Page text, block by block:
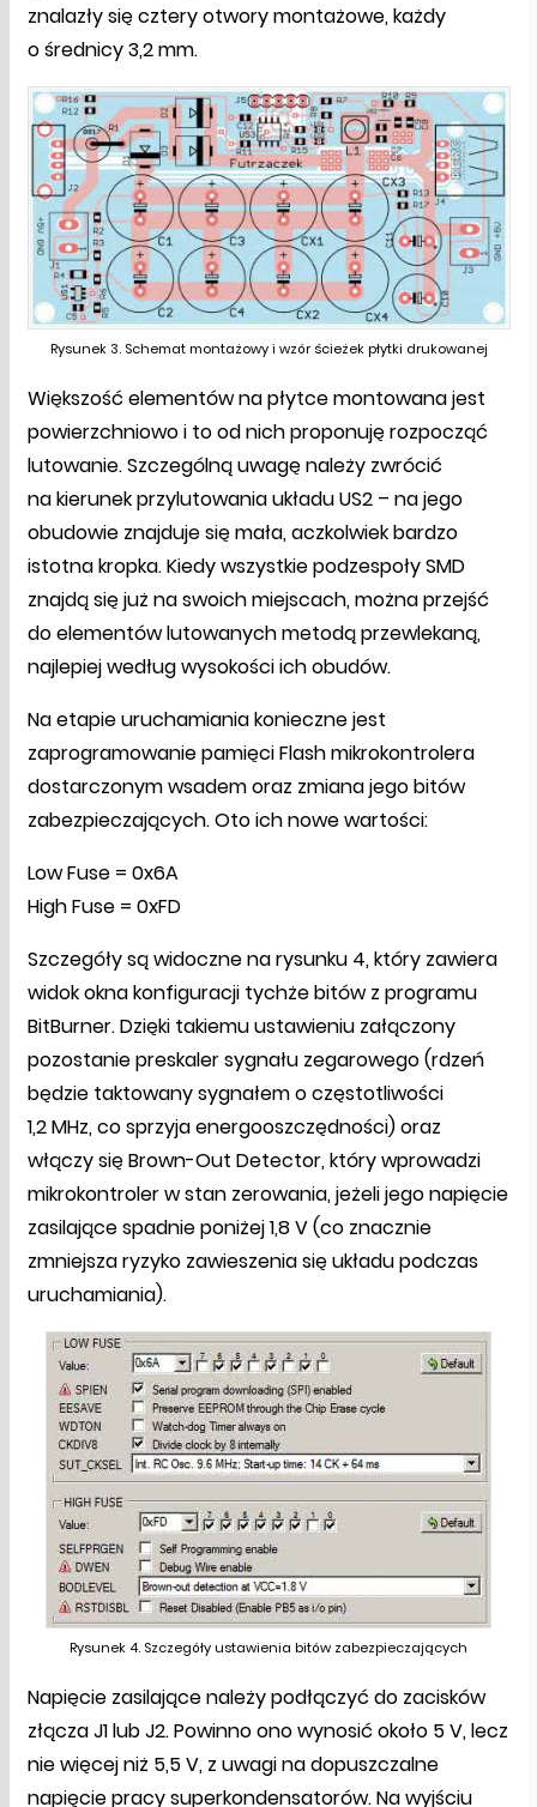
znalazły się cztery otwory montażowe, każdy
o średnicy 3,2 mm.
Rysunek 3. Schemat montażowy i wzór ścieżek płytki drukowanej
Większość elementów na płytce montowana jest
powierzchniowo i to od nich proponuję rozpocząć
lutowanie. Szczególną uwagę należy zwrócić
na kierunek przylutowania układu US2 – na jego
obudowie znajduje się mała, aczkolwiek bardzo
istotna kropka. Kiedy wszystkie podzespoły SMD
znajdą się już na swoich miejscach, można przejść
do elementów lutowanych metodą przewlekaną,
najlepiej według wysokości ich obudów.
Na etapie uruchamiania konieczne jest
zaprogramowanie pamięci Flash mikrokontrolera
dostarczonym wsadem oraz zmiana jego bitów
zabezpieczających. Oto ich nowe wartości:
Low Fuse = 0x6A
High Fuse = 0xFD
Szczegóły są widoczne na rysunku 4, który zawiera
widok okna konfiguracji tychże bitów z programu
BitBurner. Dzięki takiemu ustawieniu załączony
pozostanie preskaler sygnału zegarowego (rdzeń
będzie taktowany sygnałem o częstotliwości
1,2 MHz, co sprzyja energooszczędności) oraz
włączy się Brown-Out Detector, który wprowadzi
mikrokontroler w stan zerowania, jeżeli jego napięcie
zasilające spadnie poniżej 1,8 V (co znacznie
zmniejsza ryzyko zawieszenia się układu podczas
uruchamiania).
Rysunek 4. Szczegóły ustawienia bitów zabezpieczających
Napięcie zasilające należy podłączyć do zacisków
złącza J1 lub J2. Powinno ono wynosić około 5 V, lecz
nie więcej niż 5,5 V, z uwagi na dopuszczalne
napięcie pracy superkondensatorów. Na wyjściu